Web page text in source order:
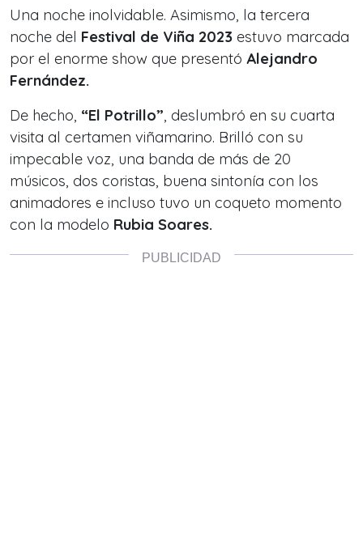
Una noche inolvidable. Asimismo, la tercera
noche del Festival de Viña 2023 estuvo marcada
por el enorme show que presentó Alejandro
Fernández.
De hecho, “El Potrillo”, deslumbró en su cuarta
visita al certamen viñamarino. Brilló con su
impecable voz, una banda de más de 20
músicos, dos coristas, buena sintonía con los
animadores e incluso tuvo un coqueto momento
con la modelo Rubia Soares.